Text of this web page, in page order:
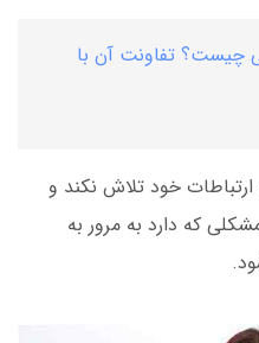
چیست؟ تفاونت آن با
خود تلاش نکند و
که دارد به مرور به